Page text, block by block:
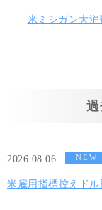
米ミシガン大
2026.08.06 NEW
米雇用指標控えドル